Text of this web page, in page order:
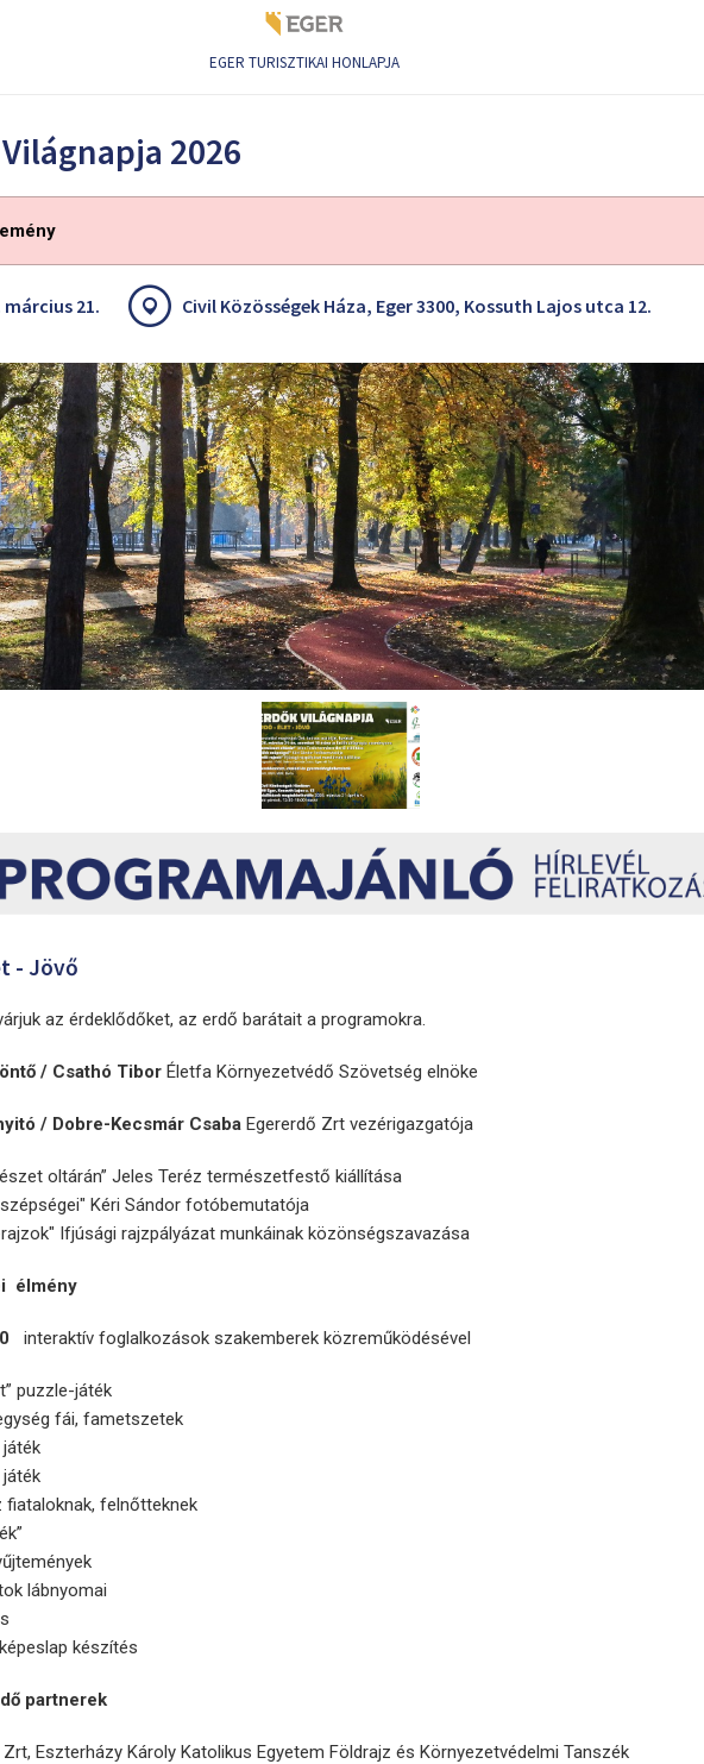
EGER TURISZTIKAI HONLAPJA
2026
március 21. Civil Közösségek Háza, Eger 3300, Kossuth Lajos utca 12.
- Jövő
az érdeklődőket, az erdő barátait a programokra.
/ Csathó Tibor Életfa Környezetvédő Szövetség elnöke
/ Dobre-Kecsmár Csaba Egererdő Zrt vezérigazgatója
oltárán” Jeles Teréz természetfestő kiállítása
szépségei" Kéri Sándor fotóbemutatója
rajzok" Ifjúsági rajzpályázat munkáinak közönségszavazása
élmény
interaktív foglalkozások szakemberek közreműködésével
puzzle-játék
fái, fametszetek
fiataloknak, felnőtteknek
lábnyomai
készítés
partnerek
Zrt, Eszterházy Károly Katolikus Egyetem Földrajz és Környezetvédelmi Tanszék